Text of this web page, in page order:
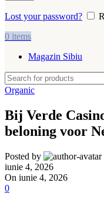
Lost your password?
0 items
Magazin Sibiu
Organic
Bij Verde
beloning voor
Posted by
iunie 4, 2026
On iunie 4, 2026
0